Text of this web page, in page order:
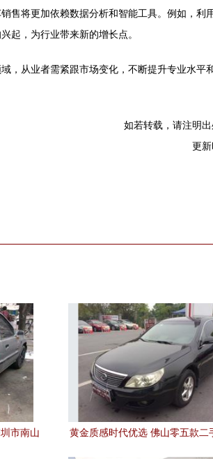
售将更加依赖数据分析和智能工具。例如，
起，为行业带来新的增长点。
，从业者需紧跟市场变化，不断提升专业水平
如若转载，请注明
更
市南山
黄金质感时代优选 佛山零五款二